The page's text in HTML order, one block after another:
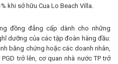
khi sở hữu Cua Lo Beach Villa.
đồng đẳng cấp dành cho những
dưỡng của các tập đoàn hàng đầu:
bằng chứng hoặc các doanh nhân,
trở lên, cơ quan nhà nước TP trở